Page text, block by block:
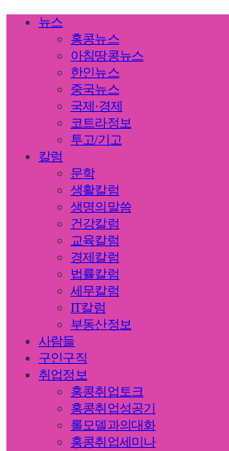
뉴스
홍콩뉴스
아침땅콩뉴스
한인뉴스
중국뉴스
국제·경제
코트라정보
투고/기고
칼럼
문학
생활칼럼
생명의말씀
건강칼럼
교육칼럼
경제칼럼
법률칼럼
세무칼럼
IT칼럼
부동산정보
사람들
구인구직
취업정보
홍콩취업토크
홍콩취업성공기
롤모델과의대화
홍콩취업세미나